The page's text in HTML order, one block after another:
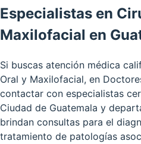
Especialistas en
Maxilofacial en
Si buscas atención médica
Oral y Maxilofacial, en
contactar con especialistas
Ciudad de Guatemala y
brindan consultas para el
tratamiento de patologías